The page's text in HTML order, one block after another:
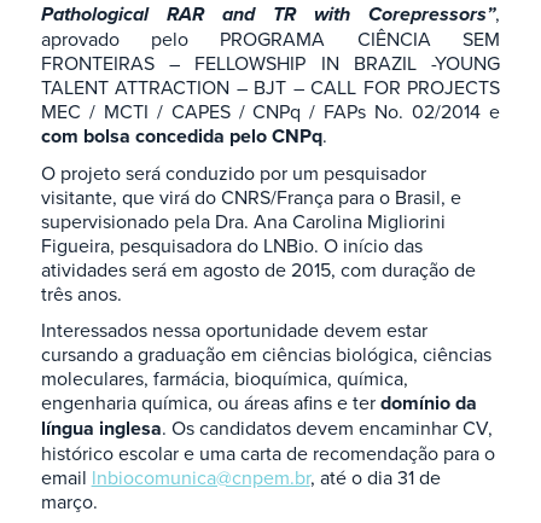
Pathological RAR and TR with Corepressors”,
aprovado pelo PROGRAMA CIÊNCIA SEM
FRONTEIRAS – FELLOWSHIP IN BRAZIL -YOUNG
TALENT ATTRACTION – BJT – CALL FOR PROJECTS
MEC / MCTI / CAPES / CNPq / FAPs No. 02/2014 e
com bolsa concedida pelo CNPq.
O projeto será conduzido por um pesquisador
visitante, que virá do CNRS/França para o Brasil, e
supervisionado pela Dra. Ana Carolina Migliorini
Figueira, pesquisadora do LNBio. O início das
atividades será em agosto de 2015, com duração de
três anos.
Interessados nessa oportunidade devem estar
cursando a graduação em ciências biológica, ciências
moleculares, farmácia, bioquímica, química,
engenharia química, ou áreas afins e terdomínio da
língua inglesa. Os candidatos devem encaminhar CV,
histórico escolar e uma carta de recomendação para o
email lnbiocomunica@cnpem.br, até o dia 31 de
março.